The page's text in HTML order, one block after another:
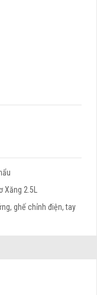
Xăng 2.5L
ghế chỉnh điện, tay